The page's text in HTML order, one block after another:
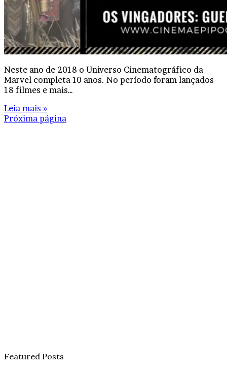
Neste ano de 2018 o Universo Cinematográfico da
Marvel completa 10 anos. No período foram lançados
18 filmes e mais…
Leia mais »
Próxima página
Featured Posts